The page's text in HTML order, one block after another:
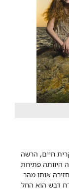
שוורץ, בן 43, תושב קרית חיים, הרשה
היוותה פתיחת
אותו מהר
דבש הוא החל